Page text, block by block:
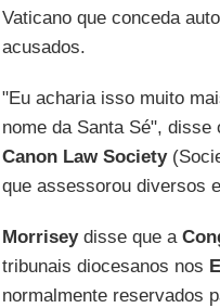
Vaticano que conceda
acusados.
"Eu acharia isso muito
nome da Santa Sé", disse
Canon Law Society
que assessorou diversos
Morriseydisse que a
tribunais diocesanos nos
normalmente reservados